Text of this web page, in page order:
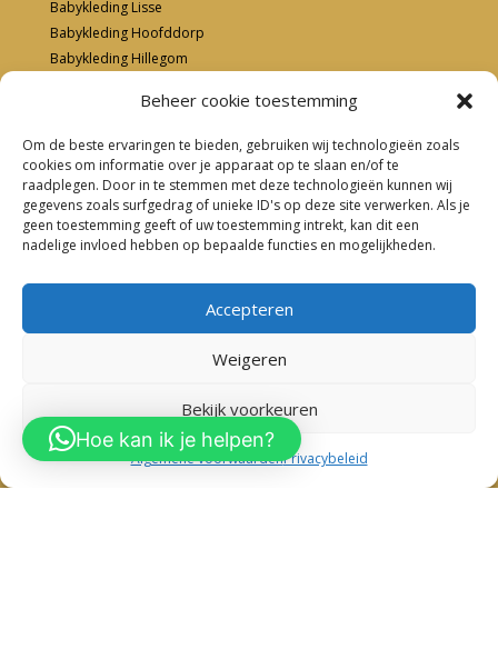
Beheer cookie toestemming
Om de beste ervaringen te bieden, gebruiken wij technologieën zoals
cookies om informatie over je apparaat op te slaan en/of te
raadplegen. Door in te stemmen met deze technologieën kunnen wij
gegevens zoals surfgedrag of unieke ID's op deze site verwerken. Als je
geen toestemming geeft of uw toestemming intrekt, kan dit een
nadelige invloed hebben op bepaalde functies en mogelijkheden.
Accepteren
Weigeren
Bekijk voorkeuren
Algemene voorwaardenPrivacybeleid
Babykleding Lisse
Babykleding Hoofddorp
Babykleding Hillegom
Kinderkleding
Kinderkleding Nieuw Vennep
Kinderkleding Sassenheim
Kinderkleding Lisse
Kinderkleding Hoofddorp
Kinderkleding Hillegom
Copyright 2023 – Dieuw Babykleding & Kinderkleding
Hoe kan ik je helpen?